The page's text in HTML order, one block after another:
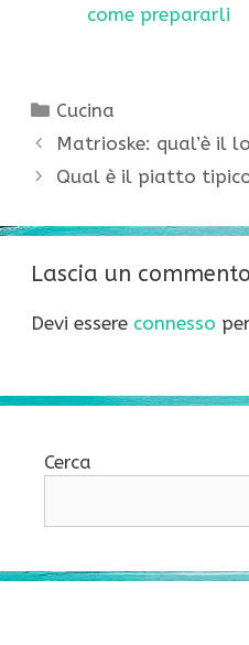
come prepararli
Categorie
Cucina
Matrioske: qual’è il
Qual è il piatto
Lascia un commento
Devi essere connesso
Cerca